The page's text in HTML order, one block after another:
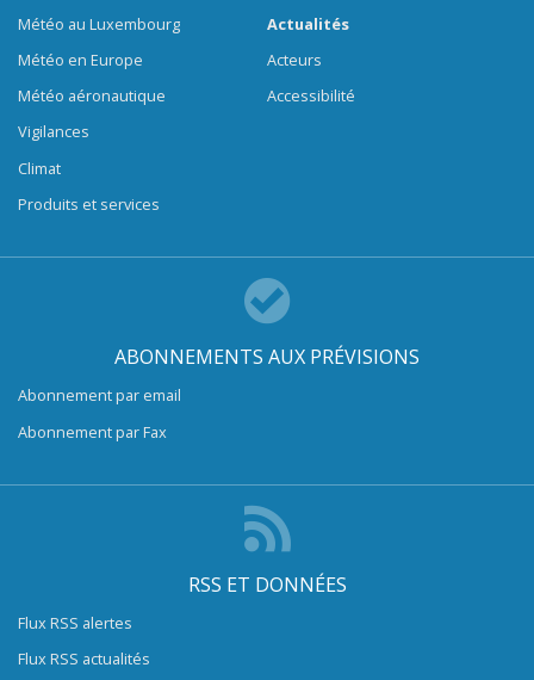
Météo au Luxembourg
Météo en Europe
Météo aéronautique
Vigilances
Climat
Produits et services
Actualités
Acteurs
Accessibilité
ABONNEMENTS AUX PRÉVISIONS
Abonnement par email
Abonnement par Fax
RSS ET DONNÉES
Flux RSS alertes
Flux RSS actualités